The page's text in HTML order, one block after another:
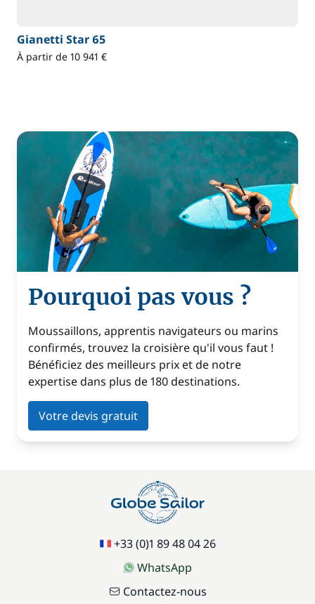
Gianetti Star 65
À partir de 10 941 €
Pourquoi pas vous ?
Moussaillons, apprentis navigateurs ou marins
confirmés, trouvez la croisière qu'il vous faut !
Bénéficiez des meilleurs prix et de notre
expertise dans plus de 180 destinations.
Votre devis gratuit
+33 (0)1 89 48 04 26
WhatsApp
Contactez-nous